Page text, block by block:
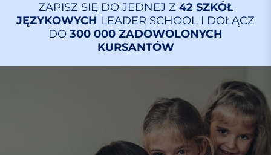
ZAPISZ SIĘ DO JEDNEJ Z 42 SZKÓŁ
JĘZYKOWYCH LEADER SCHOOL I DOŁĄCZ
DO 300 000 ZADOWOLONYCH
KURSANTÓW